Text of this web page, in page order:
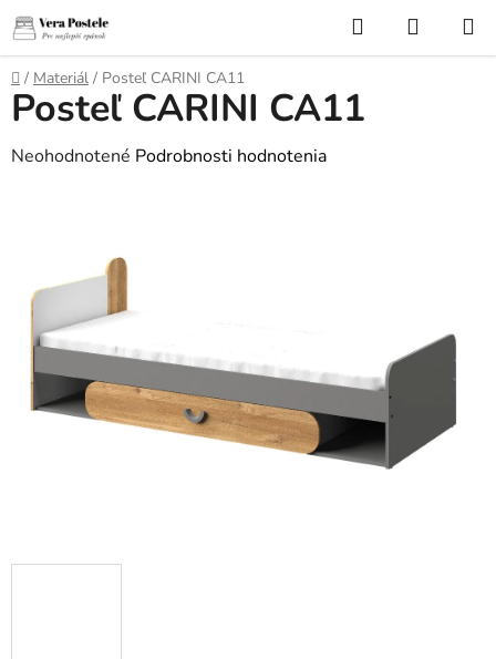
Prejsť
na
obsah
Hľadať
KOŠÍK
Domov
/ Materiál / Posteľ CARINI CA11
Posteľ CARINI CA11
Priemerné
Neohodnotené Podrobnosti hodnotenia